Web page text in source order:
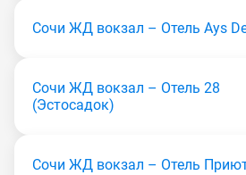
Сочи ЖД вокзал – Отель Ays
Сочи ЖД вокзал – Отель 28
(Эстocaдoк)
Сочи ЖД вокзал – Отель